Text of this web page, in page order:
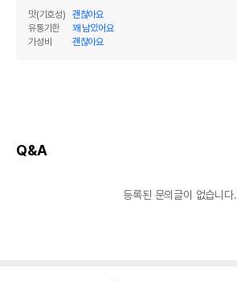
맛(기호성)
괜찮아요
유통기한
꽤 남았어요
가성비
괜찮아요
Q&A
등록된 문의글이 없습니다.